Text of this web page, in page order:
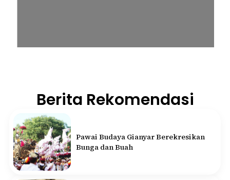
Berita Rekomendasi
Pawai Budaya Gianyar Berekresikan
Bunga dan Buah